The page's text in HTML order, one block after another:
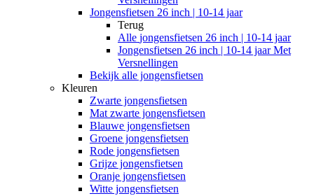
Jongensfietsen 26 inch | 10-14 jaar
Terug
Alle jongensfietsen 26 inch | 10-14 jaar
Jongensfietsen 26 inch | 10-14 jaar Met
Versnellingen
Bekijk alle jongensfietsen
Kleuren
Zwarte jongensfietsen
Mat zwarte jongensfietsen
Blauwe jongensfietsen
Groene jongensfietsen
Rode jongensfietsen
Grijze jongensfietsen
Oranje jongensfietsen
Witte jongensfietsen